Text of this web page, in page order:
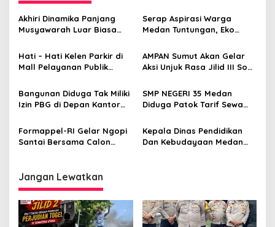
s
i
o
Akhiri Dinamika Panjang
Musyawarah Luar Biasa
Tetapkan Ketua Secara
Aklamasi
Serap Aspirasi Warga
Medan Tuntungan, Eko
Bansos, Narkoba dan
Infrastruktur
Hati – Hati Kelen Parkir di
Mall Pelayanan Publik
buktinya Sepeda Motor
bisa Raib
AMPAN Sumut Akan Gelar
Aksi Unjuk Rasa Jilid III Soal
di Kota Medan
Bangunan Diduga Tak Miliki
Izin PBG di Depan Kantor
III, Himbauan Kepling 13
Diabaikan!
SMP NEGERI 35 Medan
Diduga Patok Tarif Sewa
Formappel Kota Medan:
Dugaan Jadi Ajang Pungli
Formappel-RI Gelar Ngopi
Santai Bersama Calon
Kepala Dinas Pendidikan
Dan Kebudayaan Medan
Jangan Lewatkan